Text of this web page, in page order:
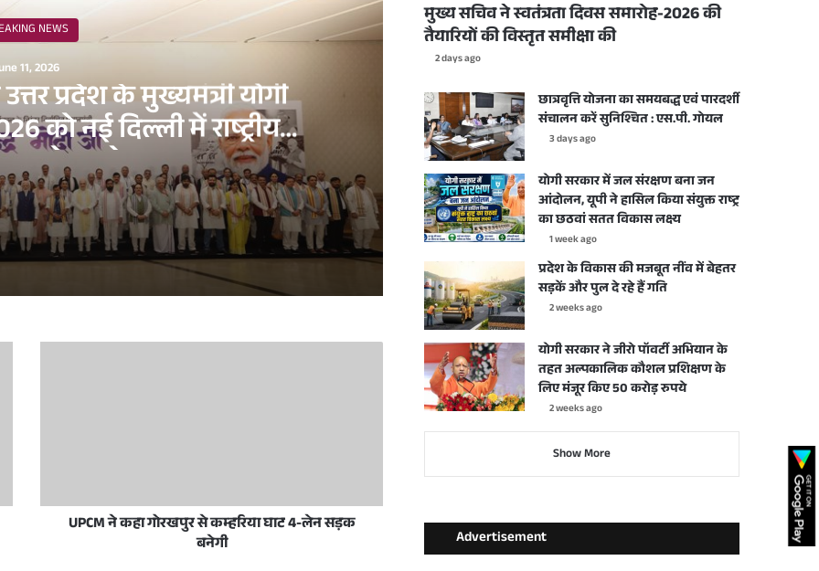
NEWS
11, 2026
उत्तर प्रदेश के मुख्यमंत्री योगी
को नई दिल्ली में राष्ट्रीय
सम्मेलन के अवसर पर
प्रधानमंत्री नरेन्द्र मोदी व उत्तर प्रदेश के मुख्यमंत्री योगी आदित्यनाथ 10 जून, 2026 को नई दिल्ली में राष्ट्रीय जनतांत्रिक गठबंधन सम्मेलन के अवसर पर
UPCM ने कहा गोरखपुर से कम्हरिया घाट 4-लेन सड़क
बनेगी
मुख्य सचिव ने स्वतंत्रता दिवस समारोह-2026 की
तैयारियों की विस्तृत समीक्षा की
2 days ago
छात्रवृत्ति योजना का समयबद्ध एवं पारदर्शी
संचालन करें सुनिश्चित : एस.पी. गोयल
3 days ago
योगी सरकार में जल संरक्षण बना जन
आंदोलन, यूपी ने हासिल किया संयुक्त राष्ट्र
का छठवां सतत विकास लक्ष्य
1 week ago
प्रदेश के विकास की मजबूत नींव में बेहतर
सड़कें और पुल दे रहे हैं गति
2 weeks ago
योगी सरकार ने जीरो पॉवर्टी अभियान के
तहत अल्पकालिक कौशल प्रशिक्षण के
लिए मंजूर किए 50 करोड़ रुपये
2 weeks ago
Show More
Advertisement